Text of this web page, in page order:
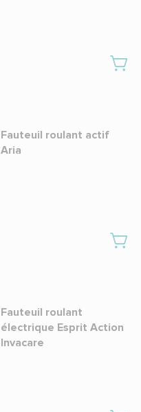
Fauteuil roulant actif
Aria
Fauteuil roulant
électrique Esprit Action
Invacare